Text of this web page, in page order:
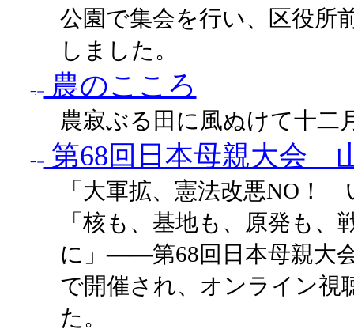
公園で集会を行い、区役所
しました。
農のこころ
農寂ぶる田に風ぬけて十二
第68回日本母親大会
「大軍拡、憲法改悪NO！
「核も、基地も、原発も
に」――第68回日本母親大
で開催され、オンライン視
た。